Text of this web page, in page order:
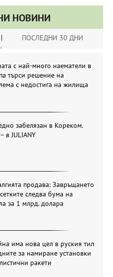
НОВИНИ
ПОСЛЕДНИ 30 ДНИ
с най-много наематели в
търси решение на
с недостига на жилища
забелязан в Кореком.
в JULIANY
продава: Завръщането
следва бума на
за 1 млрд. долара
има нова цел в руския тил
за намиране установки
ракети